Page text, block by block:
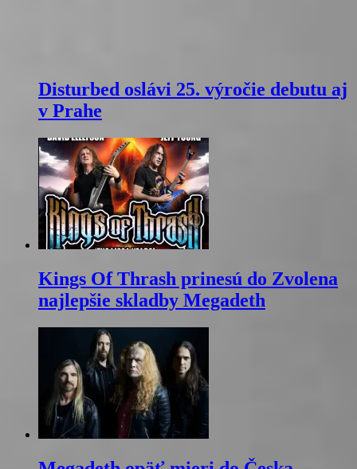
Disturbed oslávi 25. výročie debutu aj
v Prahe
Kings Of Thrash prinesú do Zvolena
najlepšie skladby Megadeth